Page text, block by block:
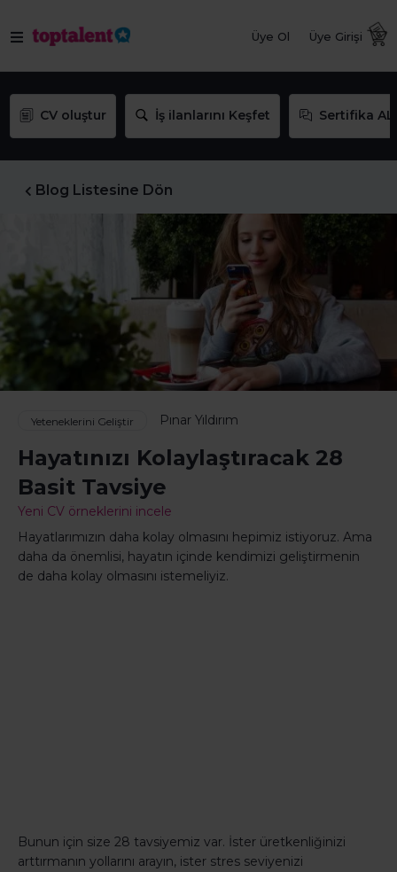
Üye Ol Üye Girişi
CV oluştur İş ilanlarını Keşfet Sertifika AL
Blog Listesine Dön
Yeteneklerini Geliştir Pınar Yıldırım
Hayatınızı Kolaylaştıracak 28
Basit Tavsiye
Yeni CV örneklerini incele
Hayatlarımızın daha kolay olmasını hepimiz istiyoruz. Ama
daha da önemlisi, hayatın içinde kendimizi geliştirmenin
de daha kolay olmasını istemeliyiz.
Bunun için size 28 tavsiyemiz var. İster üretkenliğinizi
arttırmanın yollarını arayın, ister stres seviyenizi